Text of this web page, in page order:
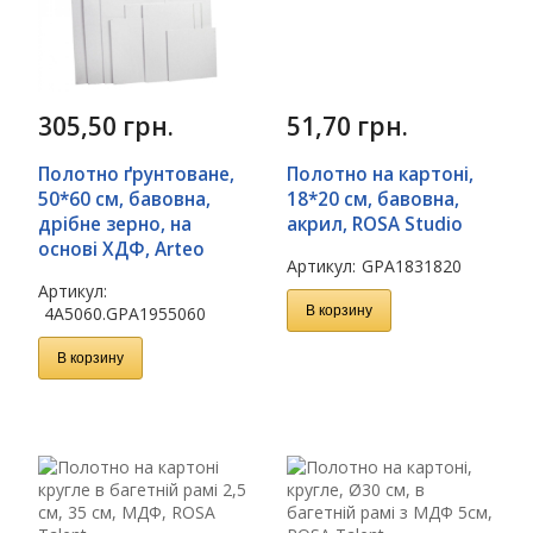
305,50 грн.
Полотно ґрунтоване,
50*60 см, бавовна,
дрібне зерно, на
основі ХДФ, Arteo
Артикул:
4А5060.GPA1955060
В корзину
51,70 грн.
Полотно на картоні,
18*20 см, бавовна,
акрил, ROSA Studio
Артикул: GPA1831820
В корзину